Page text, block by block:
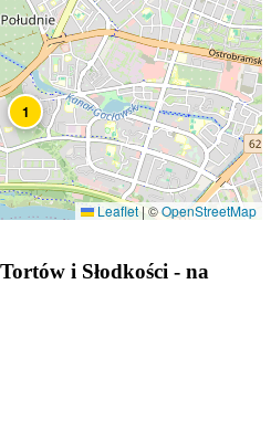
1
Leaflet|©OpenStreetMap
i Słodkości - na